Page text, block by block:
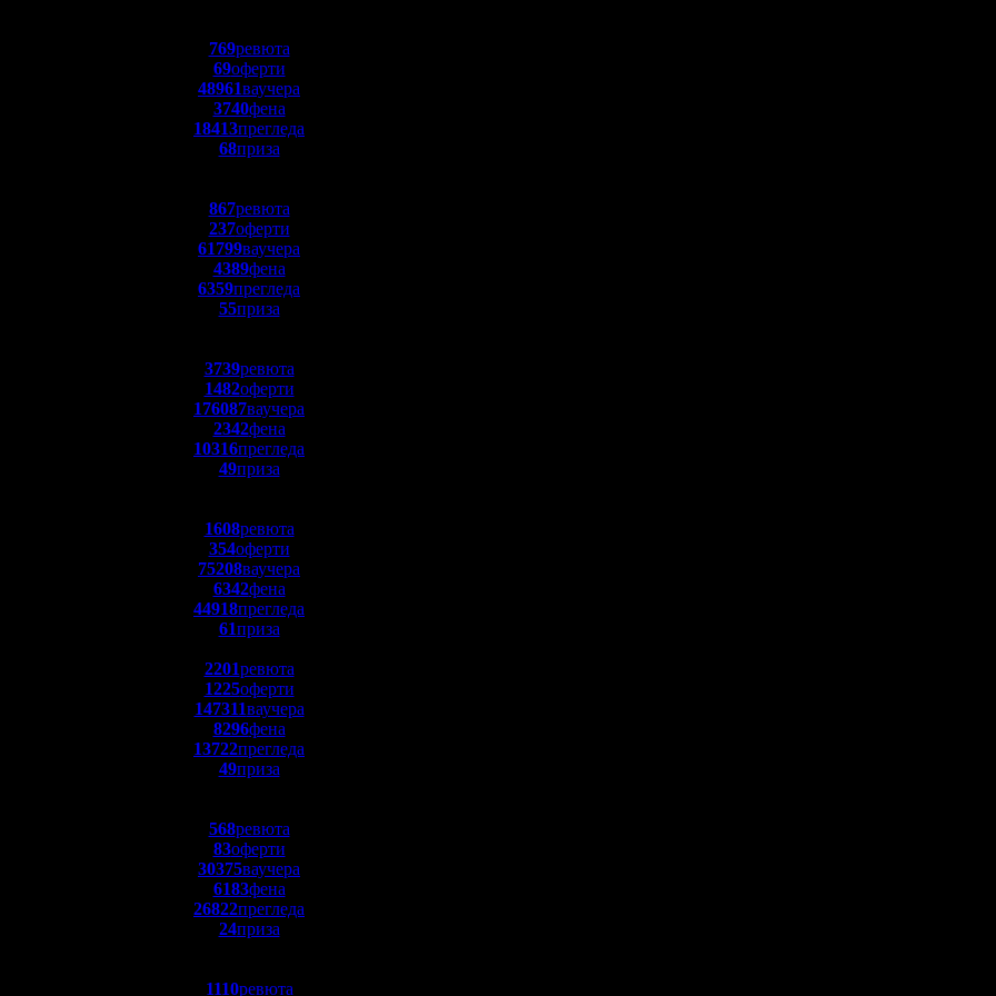
769ревюта
69оферти
48961ваучера
3740фена
18413прегледа
68приза
867ревюта
237оферти
61799ваучера
4389фена
6359прегледа
55приза
3739ревюта
1482оферти
176087ваучера
2342фена
10316прегледа
49приза
1608ревюта
354оферти
75208ваучера
6342фена
44918прегледа
61приза
2201ревюта
1225оферти
147311ваучера
8296фена
13722прегледа
49приза
568ревюта
83оферти
30375ваучера
6183фена
26822прегледа
24приза
1110ревюта